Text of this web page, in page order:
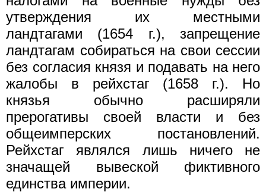
утверждения их местными
ландтагами (1654 г.), запрещение
ландтагам собираться на свои сессии
без согласия князя и подавать на него
жалобы в рейхстаг (1658 г.). Но
князья обычно расширяли
прерогативы своей власти и без
общеимперских постановлений.
Рейхстаг являлся лишь ничего не
значащей вывеской фиктивного
единства империи.